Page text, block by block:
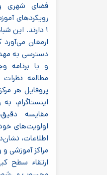
فضای شهری و امکانات،
رویکردهای آموزشی و کیفیت
۱ دارند. این شباهت‌ها، اطمینان
ارمغان می‌آورد که در هر کدام
دسترسی به مهدکودک‌ها و
و با برنامه وجود دارد.
مطالعه نظرات و دریافت
پروفایل هر مرکز، از جمله
اینستاگرام، به والدین این
مقایسه دقیق، بهترین
اولویت‌های خود انتخاب کنند.
اطلاعات، نشان‌دهنده اهمیت
مراکز آموزشی و والدین است
ارتقاء سطح کیفی آموزش در